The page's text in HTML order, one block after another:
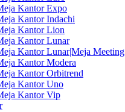
Kantor Expo
Kantor Indachi
Kantor Lion
Kantor Lunar
Kantor Lunar|Meja Meeting
Kantor Modera
Kantor Orbitrend
Kantor Uno
Kantor Vip